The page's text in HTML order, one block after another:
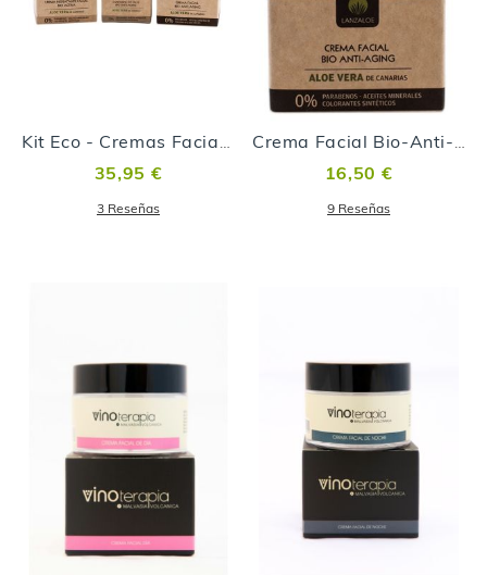
Kit Eco - Cremas Faciales
35,95 €
3 Reseñas
Crema Facial Bio-Anti-Aging (noche) 100% ECOLÓGICA
16,50 €
9 Reseñas